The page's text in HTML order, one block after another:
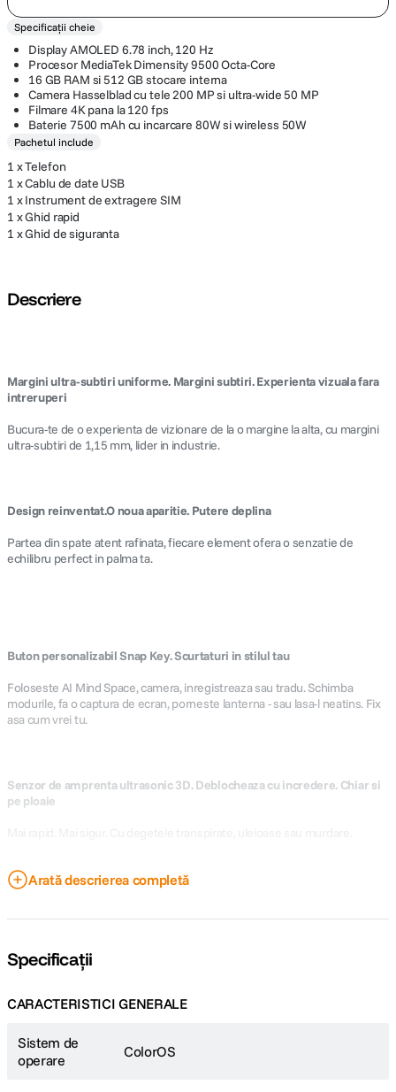
Specificații cheie
Display AMOLED 6.78 inch, 120 Hz
Procesor MediaTek Dimensity 9500 Octa-Core
16 GB RAM si 512 GB stocare interna
Camera Hasselblad cu tele 200 MP si ultra-wide 50 MP
Filmare 4K pana la 120 fps
Baterie 7500 mAh cu incarcare 80W si wireless 50W
Pachetul include
1 x Telefon
1 x Cablu de date USB
1 x Instrument de extragere SIM
1 x Ghid rapid
1 x Ghid de siguranta
Descriere
Margini ultra-subtiri uniforme. Margini subtiri. Experienta vizuala fara
intreruperi
Bucura-te de o experienta de vizionare de la o margine la alta, cu margini
ultra-subtiri de 1,15 mm, lider in industrie.
Design reinventat.O noua aparitie. Putere deplina
Partea din spate atent rafinata, fiecare element ofera o senzatie de
echilibru perfect in palma ta.
Buton personalizabil Snap Key. Scurtaturi in stilul tau
Foloseste AI Mind Space, camera, inregistreaza sau tradu. Schimba
modurile, fa o captura de ecran, porneste lanterna - sau lasa-l neatins. Fix
asa cum vrei tu.
Senzor de amprenta ultrasonic 3D. Deblocheaza cu incredere. Chiar si
pe ploaie
Buton Snap Key
Buton rapid
Ecran ProXDR 120Hz. Ultraluminos. Ultrafluid
Arată descrierea completă
Specificații
CARACTERISTICI GENERALE
Sistem de
operare
ColorOS